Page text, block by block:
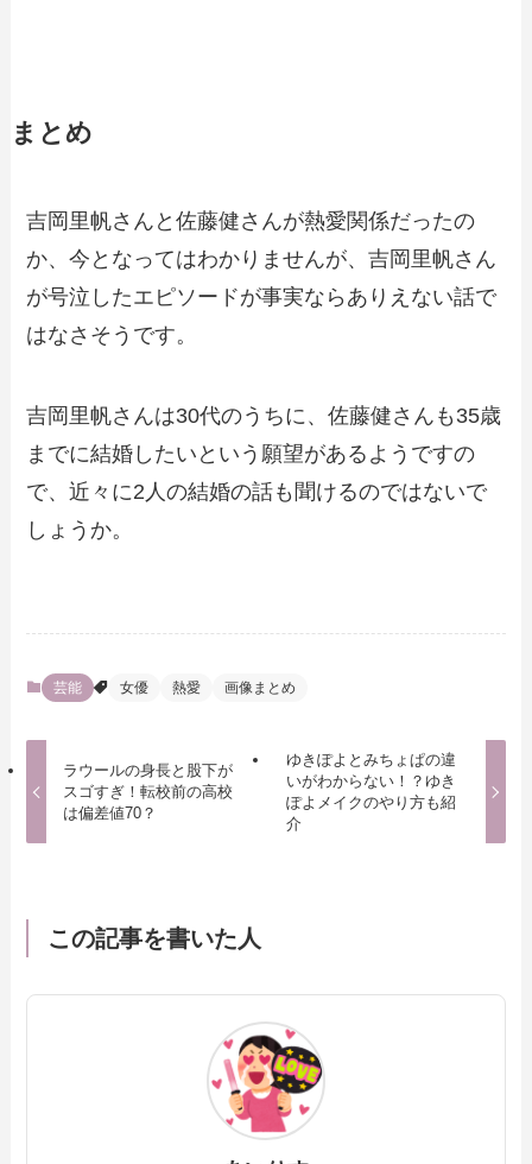
まとめ
吉岡里帆さんと佐藤健さんが熱愛関係だったの
か、今となってはわかりませんが、吉岡里帆さん
が号泣したエピソードが事実ならありえない話で
はなさそうです。
吉岡里帆さんは30代のうちに、佐藤健さんも35歳
までに結婚したいという願望があるようですの
で、近々に2人の結婚の話も聞けるのではないで
しょうか。
芸能 女優 熱愛 画像まとめ
ラウールの身長と股下が
スゴすぎ！転校前の高校
は偏差値70？
ゆきぽよとみちょぱの違
いがわからない！？ゆき
ぽよメイクのやり方も紹
介
この記事を書いた人